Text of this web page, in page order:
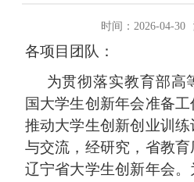
时间：2026-04-30
各项目团队 ：
为贯彻落实教育部高
国大学生创新年会准备工
推动大学生创新创业训
与交流，经研究，省教
辽宁省大学生创新年会。